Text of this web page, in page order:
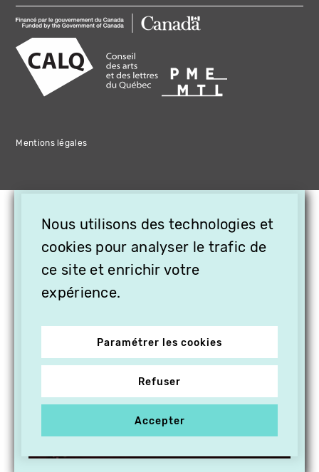
Mentions légales
Nous utilisons des technologies et
cookies pour analyser le trafic de
ce site et enrichir votre
expérience.
Paramétrer les cookies
Refuser
Accepter
OFFREZ LA VIDÉO EN
CADEAU, ABONNEZ VOS
PROCHES À VITHÈQUE !